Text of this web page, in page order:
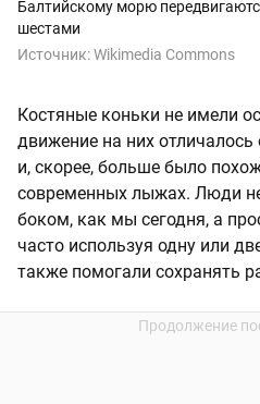
Балтийскому морю
шестами
Источник:Wikimedia Commons
Костяные коньки не имели
движение на них
и, скорее, больше было
современных лыжах. Люди
боком, как мы сегодня, а
часто используя одну или
также помогали сохранять